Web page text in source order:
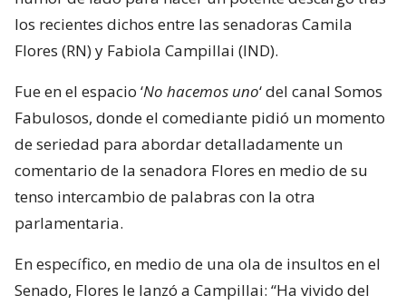
los recientes dichos entre las senadoras Camila
Flores (RN) y Fabiola Campillai (IND).
Fue en el espacio ‘No hacemos uno‘ del canal Somos
Fabulosos, donde el comediante pidió un momento
de seriedad para abordar detalladamente un
comentario de la senadora Flores en medio de su
tenso intercambio de palabras con la otra
parlamentaria.
En específico, en medio de una ola de insultos en el
Senado, Flores le lanzó a Campillai: “Ha vivido del